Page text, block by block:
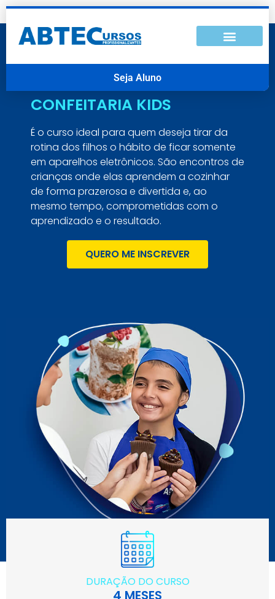
Seja Aluno
CONFEITARIA KIDS
É o curso ideal para quem deseja tirar da
rotina dos filhos o hábito de ficar somente
em aparelhos eletrônicos. São encontros de
crianças onde elas aprendem a cozinhar
de forma prazerosa e divertida e, ao
mesmo tempo, comprometidas com o
aprendizado e o resultado.
QUERO ME INSCREVER
DURAÇÃO DO CURSO
4 MESES